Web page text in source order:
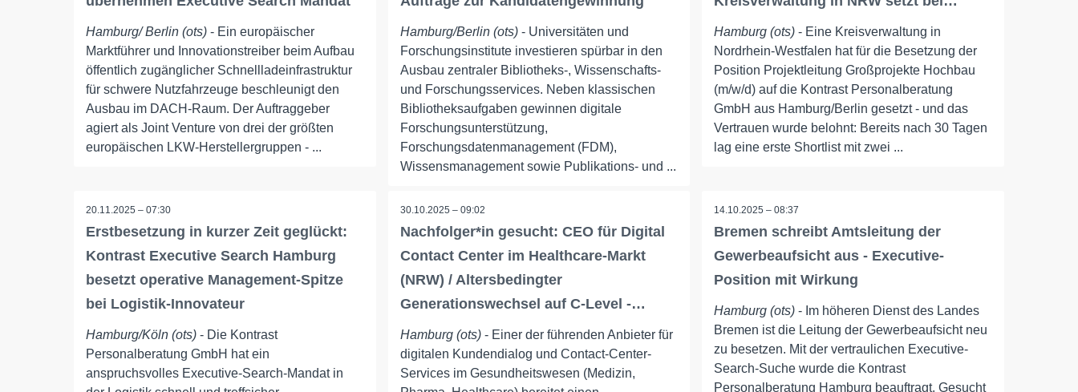
Hamburg/ Berlin (ots) - Ein europäischer
Marktführer und Innovationstreiber beim Aufbau
öffentlich zugänglicher Schnellladeinfrastruktur
für schwere Nutzfahrzeuge beschleunigt den
Ausbau im DACH-Raum. Der Auftraggeber
agiert als Joint Venture von drei der größten
europäischen LKW-Herstellergruppen - ...
Hamburg/Berlin (ots)- Universitäten und
Forschungsinstitute investieren spürbar in den
Ausbau zentraler Bibliotheks-, Wissenschafts-
und Forschungsservices. Neben klassischen
Bibliotheksaufgaben gewinnen digitale
Forschungsunterstützung,
Forschungsdatenmanagement (FDM),
Wissensmanagement sowie Publikations- und ...
Hamburg (ots) - Eine Kreisverwaltung in
Nordrhein-Westfalen hat für die Besetzung der
Position Projektleitung Großprojekte Hochbau
(m/w/d) auf die Kontrast Personalberatung
GmbH aus Hamburg/Berlin gesetzt - und das
Vertrauen wurde belohnt: Bereits nach 30 Tagen
lag eine erste Shortlist mit zwei ...
20.11.2025 – 07:30
Erstbesetzung in kurzer Zeit geglückt:
Kontrast Executive Search Hamburg
besetzt operative Management-Spitze
bei Logistik-Innovateur
Hamburg/Köln (ots) - Die Kontrast
Personalberatung GmbH hat ein
anspruchsvolles Executive-Search-Mandat in
30.10.2025 – 09:02
Nachfolger*in gesucht: CEO für Digital
Contact Center im Healthcare-Markt
(NRW) / Altersbedingter
Generationswechsel auf C-Level -…
Hamburg (ots)- Einer der führenden Anbieter für
digitalen Kundendialog und Contact-Center-
Services im Gesundheitswesen (Medizin,
14.10.2025 – 08:37
Bremen schreibt Amtsleitung der
Gewerbeaufsicht aus - Executive-
Position mit Wirkung
Hamburg (ots) - Im höheren Dienst des Landes
Bremen ist die Leitung der Gewerbeaufsicht neu
zu besetzen. Mit der vertraulichen Executive-
Search-Suche wurde die Kontrast
Personalberatung Hamburg beauftragt. Gesucht